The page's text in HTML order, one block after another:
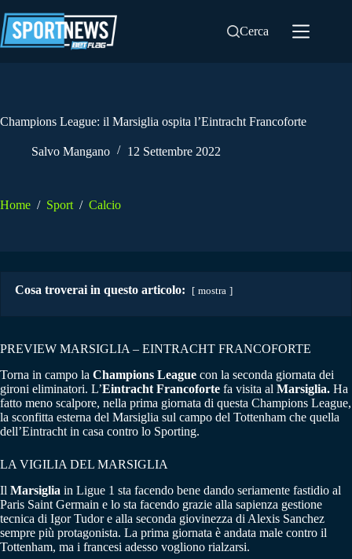
al
contenuto
Cerca
Champions League: il Marsiglia ospita l’Eintracht Francoforte
Salvo Mangano 12 Settembre 2022
Home / Sport / Calcio
Cosa troverai in questo articolo: mostra
PREVIEW MARSIGLIA – EINTRACHT FRANCOFORTE
Torna in campo la Champions League con la seconda giornata dei
gironi eliminatori. L’Eintracht Francoforte fa visita al Marsiglia. Ha
fatto meno scalpore, nella prima giornata di questa Champions League,
la sconfitta esterna del Marsiglia sul campo del Tottenham che quella
dell’Eintracht in casa contro lo Sporting.
LA VIGILIA DEL MARSIGLIA
Il Marsiglia in Ligue 1 sta facendo bene dando seriamente fastidio al
Paris Saint Germain e lo sta facendo grazie alla sapienza gestione
tecnica di Igor Tudor e alla seconda giovinezza di Alexis Sanchez
sempre più protagonista. La prima giornata è andata male contro il
Tottenham, ma i francesi adesso vogliono rialzarsi.